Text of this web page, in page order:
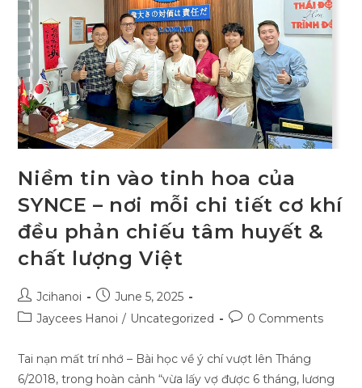
Niềm tin vào tinh hoa của
SYNCE – nơi mỗi chi tiết cơ khí
đều phản chiếu tâm huyết &
chất lượng Việt
Post
author:
Jcihanoi
Post
published:
June 5, 2025
PostJaycees Hanoi / Uncategorized
Post0 Comments
Tai nạn mất trí nhớ – Bài học về ý chí vượt lên​ Tháng
6/2018, trong hoàn cảnh “vừa lấy vợ được 6 tháng, lương